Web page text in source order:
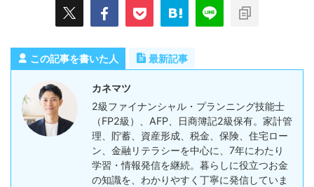
この記事を書いた人 最新記事
カネマツ
2級ファイナンシャル・プランニング技能士
（FP2級）、AFP、日商簿記2級保有。家計管
理、貯蓄、資産形成、税金、保険、住宅ロー
ン、金融リテラシーを中心に、7年にわたり
学習・情報発信を継続。暮らしに役立つお金
の知識を、わかりやすく丁寧に発信していま